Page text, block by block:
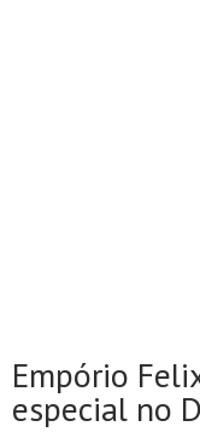
Empório
especial no